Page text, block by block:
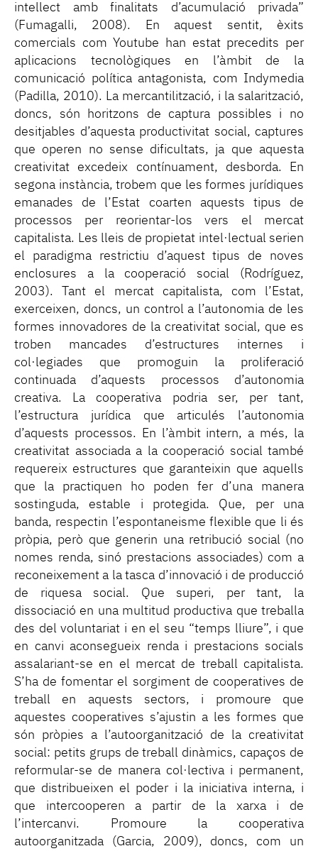
intellect amb finalitats d’acumulació privada”
(Fumagalli, 2008). En aquest sentit, èxits
comercials com Youtube han estat precedits per
aplicacions tecnològiques en l’àmbit de la
comunicació política antagonista, com Indymedia
(Padilla, 2010). La mercantilització, i la salarització,
doncs, són horitzons de captura possibles i no
desitjables d’aquesta productivitat social, captures
que operen no sense dificultats, ja que aquesta
creativitat excedeix contínuament, desborda. En
segona instància, trobem que les formes jurídiques
emanades de l’Estat coarten aquests tipus de
processos per reorientar-los vers el mercat
capitalista. Les lleis de propietat intel·lectual serien
el paradigma restrictiu d’aquest tipus de noves
enclosures a la cooperació social (Rodríguez,
2003). Tant el mercat capitalista, com l’Estat,
exerceixen, doncs, un control a l’autonomia de les
formes innovadores de la creativitat social, que es
troben mancades d’estructures internes i
col·legiades que promoguin la proliferació
continuada d’aquests processos d’autonomia
creativa. La cooperativa podria ser, per tant,
l’estructura jurídica que articulés l’autonomia
d’aquests processos. En l’àmbit intern, a més, la
creativitat associada a la cooperació social també
requereix estructures que garanteixin que aquells
que la practiquen ho poden fer d’una manera
sostinguda, estable i protegida. Que, per una
banda, respectin l’espontaneisme flexible que li és
pròpia, però que generin una retribució social (no
nomes renda, sinó prestacions associades) com a
reconeixement a la tasca d’innovació i de producció
de riquesa social. Que superi, per tant, la
dissociació en una multitud productiva que treballa
des del voluntariat i en el seu “temps lliure”, i que
en canvi aconsegueix renda i prestacions socials
assalariant-se en el mercat de treball capitalista.
S’ha de fomentar el sorgiment de cooperatives de
treball en aquests sectors, i promoure que
aquestes cooperatives s’ajustin a les formes que
són pròpies a l’autoorganització de la creativitat
social: petits grups de treball dinàmics, capaços de
reformular-se de manera col·lectiva i permanent,
que distribueixen el poder i la iniciativa interna, i
que intercooperen a partir de la xarxa i de
l’intercanvi. Promoure la cooperativa
autoorganitzada (Garcia, 2009), doncs, com un